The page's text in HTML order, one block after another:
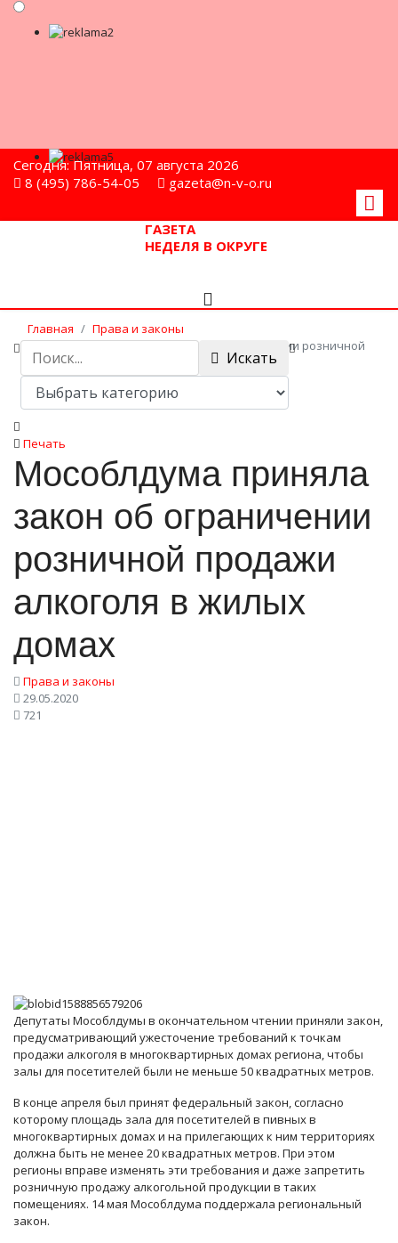
Сегодня: Пятница, 07 августа 2026
8 (495) 786-54-05
gazeta@n-v-o.ru
ГАЗЕТА
НЕДЕЛЯ В ОКРУГЕ
Главная
Права и законы
Мособлдума приняла закон об ограничении розничной
продажи алкоголя в жилых домах
Искать
Печать
Мособлдума приняла
закон об ограничении
розничной продажи
алкоголя в жилых
домах
Права и законы
29.05.2020
721
Депутаты Мособлдумы в окончательном чтении приняли закон,
предусматривающий ужесточение требований к точкам
продажи алкоголя в многоквартирных домах региона, чтобы
залы для посетителей были не меньше 50 квадратных метров.
В конце апреля был принят федеральный закон, согласно
которому площадь зала для посетителей в пивных в
многоквартирных домах и на прилегающих к ним территориях
должна быть не менее 20 квадратных метров. При этом
регионы вправе изменять эти требования и даже запретить
розничную продажу алкогольной продукции в таких
помещениях. 14 мая Мособлдума поддержала региональный
закон.